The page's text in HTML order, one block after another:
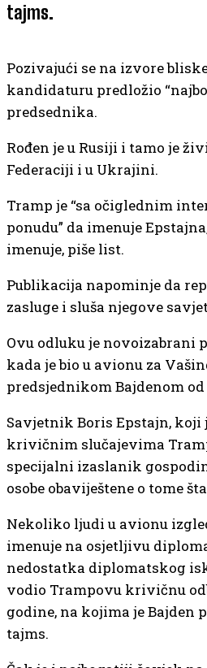
tajms.
Pozivajući se na izvore
kandidaturu predložio
predsednika.
Rođen je u Rusiji i tamo je
Federaciji i u Ukrajini.
Tramp je “sa očiglednim
ponudu” da imenuje
imenuje, piše list.
Publikacija napominje da
zasluge i sluša njegove
Ovu odluku je novoizabrani
kada je bio u avionu za
predsjednikom Bajdenom
Savjetnik Boris Epstajn,
krivičnim slučajevima
specijalni izaslanik
osobe obaviještene o tome
Nekoliko ljudi u avionu
imenuje na osjetljivu
nedostatka diplomatskog
vodio Trampovu krivičnu
godine, na kojima je Bajden
tajms.